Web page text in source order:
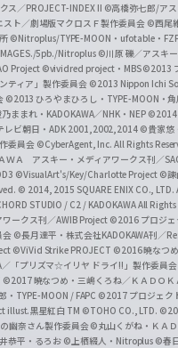
O
f
f
i
c
i
a
l
C
h
a
n
n
e
ス／PROJECT-INDEX II ©高橋弥七郎/ア
ト／劇場版マクロスＦ製作委員会 ©西尾
©Nitroplus/TYPE-MOON・ufotable・
5pb./Nitroplus ©川原 礫／アスキ
Project ©vividred project・MBS ©2013
ティア」製作委員会 ©2013 Nippon Ichi
©2013 ひろやまひろし・TYPE-MOON・
ままれ・KADOKAWA／NHK・NEP ©2014
レビ朝日・ADK 2001,2002,2014 ©貴家悠
委員会 ©CyberAgent, Inc. All Rights
ＷＡ アスキー・メディアワークス刊／
©VisualArt's/Key/Charlotte Project ©諫
© 2014, 2015 SQUARE ENIX CO., LTD.
STUDIO / C2 / KADOKAWA All Rights
ークス刊／AWIB Project ©2016 プロジェ
会 ©長月達平・株式会社KADOKAWA刊／
©ViVid Strike PROJECT ©2016 暁なつ
「プリズマ☆イリヤ ドライ!!」製作委員会
©2017 暁なつめ・三嶋くろね／ＫＡＤＯ
・TYPE-MOON / FAPC ©2017 プロジェク
illust.黒星紅白 TM ©TOHO CO., LTD.
幽奈さん製作委員会©丸山くがね・ＫＡ
恭平・るろお ©上栖綴人・Nitroplus ©春